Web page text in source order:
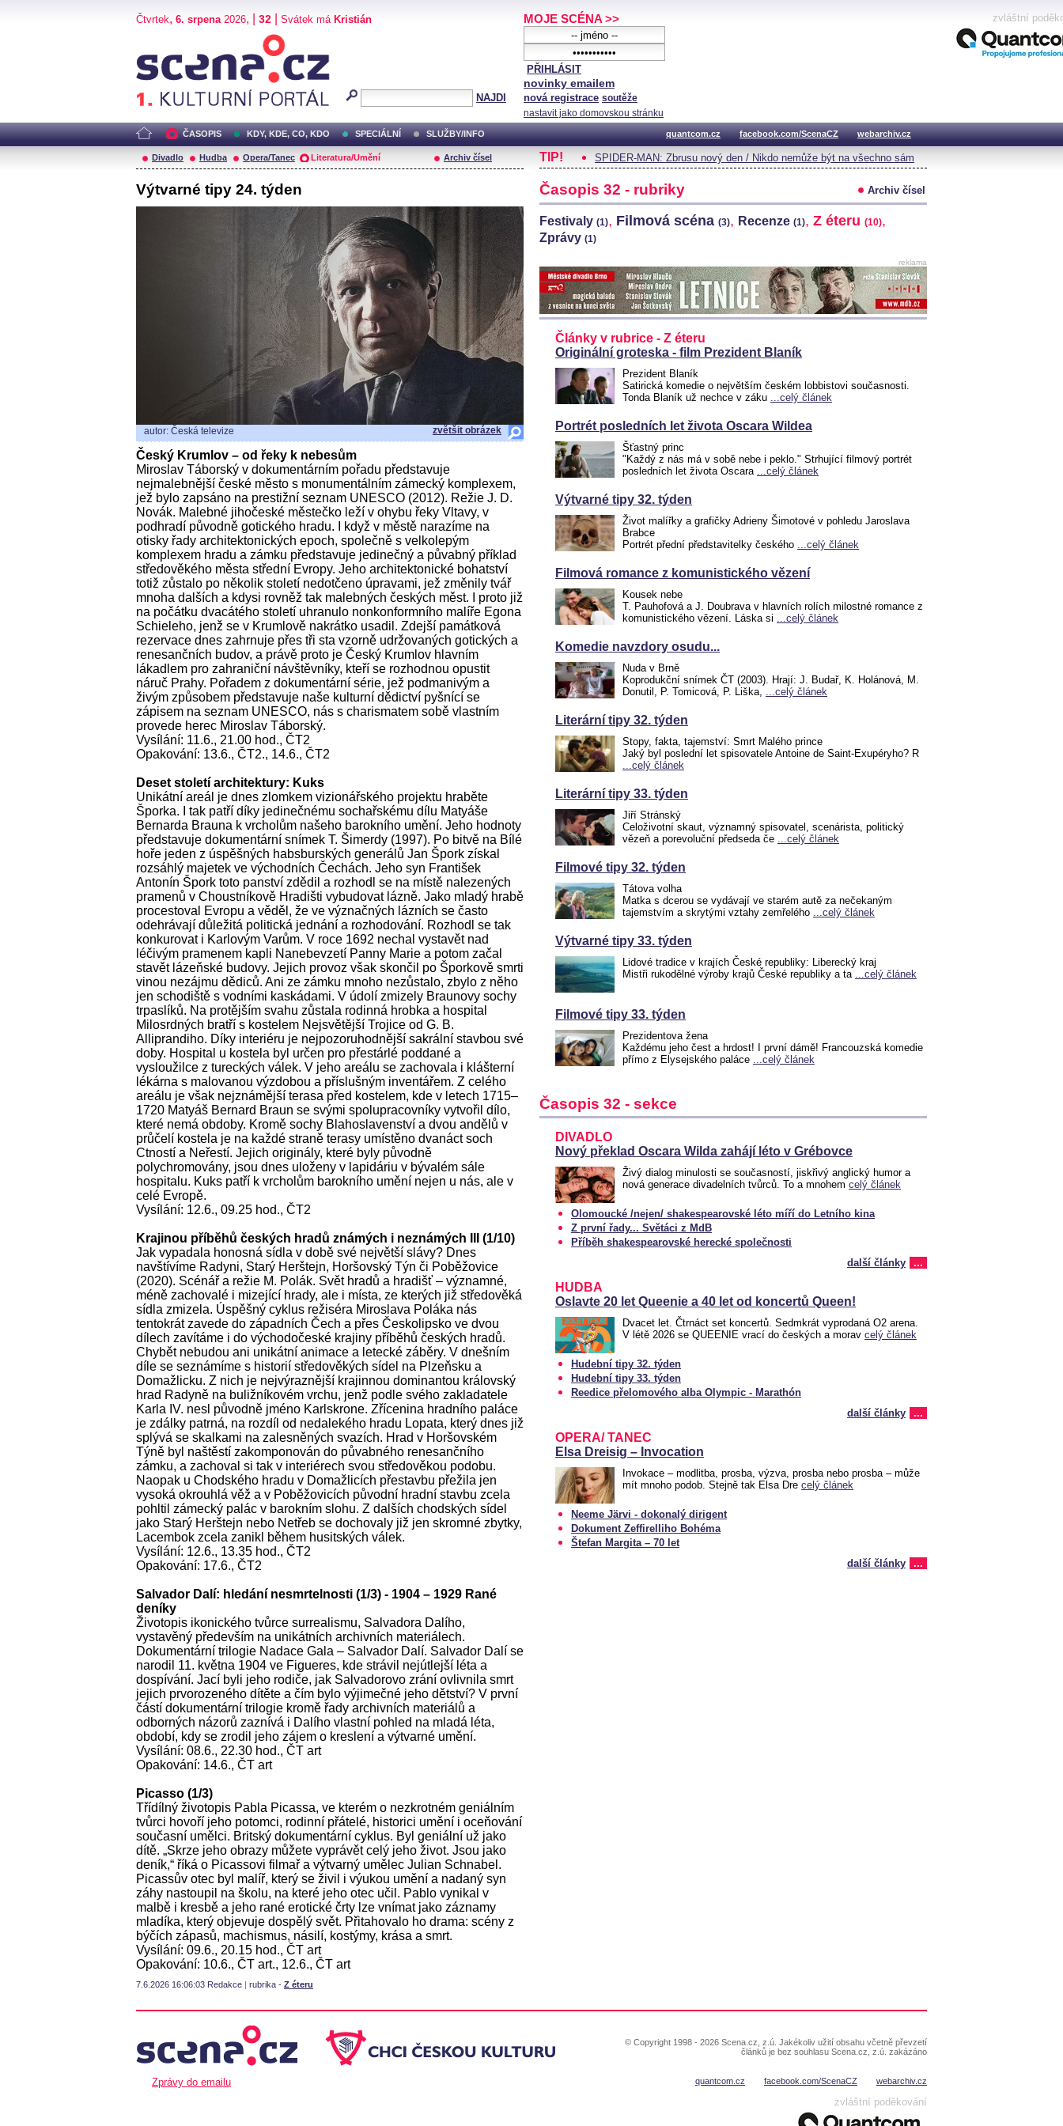
Čtvrtek, 6. srpena2026, | 32 Svátek má Kristián
NAJDI
MOJE SCÉNA >>
PŘIHLÁSIT
novinky emailem
nová registrace soutěže
nastavit jako domovskou stránku
zvláštní
ČASOPIS KDY, KDE, CO, KDO SPECIÁLNÍ SLUŽBY/INFO quantcom.cz facebook.com/ScenaCZ webarchiv.cz
Divadlo Hudba Opera/Tanec Literatura/Umění Archiv čísel
Výtvarné tipy 24. týden
autor: Česká televize zvětšit obrázek
Český Krumlov – od řeky k nebesům
Miroslav Táborský v dokumentárním pořadu představuje
nejmalebnější české město s monumentálním zámecký komplexem,
jež bylo zapsáno na prestižní seznam UNESCO (2012). Režie J. D.
Novák. Malebné jihočeské městečko leží v ohybu řeky Vltavy, v
podhradí původně gotického hradu. I když v městě narazíme na
otisky řady architektonických epoch, společně s velkolepým
komplexem hradu a zámku představuje jedinečný a půvabný příklad
středověkého města střední Evropy. Jeho architektonické bohatství
totiž zůstalo po několik století nedotčeno úpravami, jež změnily tvář
mnoha dalších a kdysi rovněž tak malebných českých měst. I proto již
na počátku dvacátého století uhranulo nonkonformního malíře Egona
Schieleho, jenž se v Krumlově nakrátko usadil. Zdejší památková
rezervace dnes zahrnuje přes tři sta vzorně udržovaných gotických a
renesančních budov, a právě proto je Český Krumlov hlavním
lákadlem pro zahraniční návštěvníky, kteří se rozhodnou opustit
náruč Prahy. Pořadem z dokumentární série, jež podmanivým a
živým způsobem představuje naše kulturní dědictví pyšnící se
zápisem na seznam UNESCO, nás s charismatem sobě vlastním
provede herec Miroslav Táborský.
Vysílání: 11.6., 21.00 hod., ČT2
Opakování: 13.6., ČT2., 14.6., ČT2
Deset století architektury: Kuks
Unikátní areál je dnes zlomkem vizionářského projektu hraběte
Šporka. I tak patří díky jedinečnému sochařskému dílu Matyáše
Bernarda Brauna k vrcholům našeho barokního umění. Jeho hodnoty
představuje dokumentární snímek T. Šimerdy (1997). Po bitvě na Bílé
hoře jeden z úspěšných habsburských generálů Jan Špork získal
rozsáhlý majetek ve východních Čechách. Jeho syn František
Antonín Špork toto panství zdědil a rozhodl se na místě nalezených
pramenů v Choustníkově Hradišti vybudovat lázně. Jako mladý hrabě
procestoval Evropu a věděl, že ve význačných lázních se často
odehrávají důležitá politická jednání a rozhodování. Rozhodl se tak
konkurovat i Karlovým Varům. V roce 1692 nechal vystavět nad
léčivým pramenem kapli Nanebevzetí Panny Marie a potom začal
stavět lázeňské budovy. Jejich provoz však skončil po Šporkově smrti
vinou nezájmu dědiců. Ani ze zámku mnoho nezůstalo, zbylo z něho
jen schodiště s vodními kaskádami. V údolí zmizely Braunovy sochy
trpaslíků. Na protějším svahu zůstala rodinná hrobka a hospital
Milosrdných bratří s kostelem Nejsvětější Trojice od G. B.
Alliprandiho. Díky interiéru je nejpozoruhodnější sakrální stavbou své
doby. Hospital u kostela byl určen pro přestárlé poddané a
vysloužilce z tureckých válek. V jeho areálu se zachovala i klášterní
lékárna s malovanou výzdobou a příslušným inventářem. Z celého
areálu je však nejznámější terasa před kostelem, kde v letech 1715–
1720 Matyáš Bernard Braun se svými spolupracovníky vytvořil dílo,
které nemá obdoby. Kromě sochy Blahoslavenství a dvou andělů v
průčelí kostela je na každé straně terasy umístěno dvanáct soch
Ctností a Neřestí. Jejich originály, které byly původně
polychromovány, jsou dnes uloženy v lapidáriu v bývalém sále
hospitalu. Kuks patří k vrcholům barokního umění nejen u nás, ale v
celé Evropě.
Vysílání: 12.6., 09.25 hod., ČT2
Krajinou příběhů českých hradů známých i neznámých III (1/10)
Jak vypadala honosná sídla v době své největší slávy? Dnes
navštívíme Radyni, Starý Herštejn, Horšovský Týn či Poběžovice
(2020). Scénář a režie M. Polák. Svět hradů a hradišť – významné,
méně zachovalé i mizející hrady, ale i místa, ze kterých již středověká
sídla zmizela. Úspěšný cyklus režiséra Miroslava Poláka nás
tentokrát zavede do západních Čech a přes Českolipsko ve dvou
dílech zavítáme i do východočeské krajiny příběhů českých hradů.
Chybět nebudou ani unikátní animace a letecké záběry. V dnešním
díle se seznámíme s historií středověkých sídel na Plzeňsku a
Domažlicku. Z nich je nejvýraznější krajinnou dominantou královský
hrad Radyně na buližníkovém vrchu, jenž podle svého zakladatele
Karla IV. nesl původně jméno Karlskrone. Zřícenina hradního paláce
je zdálky patrná, na rozdíl od nedalekého hradu Lopata, který dnes již
splývá se skalkami na zalesněných svazích. Hrad v Horšovském
Týně byl naštěstí zakomponován do půvabného renesančního
zámku, a zachoval si tak v interiérech svou středověkou podobu.
Naopak u Chodského hradu v Domažlicích přestavbu přežila jen
vysoká okrouhlá věž a v Poběžovicích původní hradní stavbu zcela
pohltil zámecký palác v barokním slohu. Z dalších chodských sídel
jako Starý Herštejn nebo Netřeb se dochovaly již jen skromné zbytky,
Lacembok zcela zanikl během husitských válek.
Vysílání: 12.6., 13.35 hod., ČT2
Opakování: 17.6., ČT2
Salvador Dalí: hledání nesmrtelnosti (1/3) - 1904 – 1929 Rané
deníky
Životopis ikonického tvůrce surrealismu, Salvadora Dalího,
vystavěný především na unikátních archivních materiálech.
Dokumentární trilogie Nadace Gala – Salvador Dalí. Salvador Dalí se
narodil 11. května 1904 ve Figueres, kde strávil nejútlejší léta a
dospívání. Jací byli jeho rodiče, jak Salvadorovo zrání ovlivnila smrt
jejich prvorozeného dítěte a čím bylo výjimečné jeho dětství? V první
částí dokumentární trilogie kromě řady archivních materiálů a
odborných názorů zaznívá i Dalího vlastní pohled na mladá léta,
období, kdy se zrodil jeho zájem o kreslení a výtvarné umění.
Vysílání: 08.6., 22.30 hod., ČT art
Opakování: 14.6., ČT art
Picasso (1/3)
Třídílný životopis Pabla Picassa, ve kterém o nezkrotném geniálním
tvůrci hovoří jeho potomci, rodinní přátelé, historici umění i oceňování
současní umělci. Britský dokumentární cyklus. Byl geniální už jako
dítě. „Skrze jeho obrazy můžete vyprávět celý jeho život. Jsou jako
deník,“ říká o Picassovi filmař a výtvarný umělec Julian Schnabel.
Picassův otec byl malíř, který se živil i výukou umění a nadaný syn
záhy nastoupil na školu, na které jeho otec učil. Pablo vynikal v
malbě i kresbě a jeho rané erotické črty lze vnímat jako záznamy
mladíka, který objevuje dospělý svět. Přitahovalo ho drama: scény z
býčích zápasů, machismus, násilí, kostýmy, krása a smrt.
Vysílání: 09.6., 20.15 hod., ČT art
Opakování: 10.6., ČT art., 12.6., ČT art
7.6.2026 16:06:03 Redakce | rubrika - Z éteru
TIP! SPIDER-MAN: Zbrusu nový den / Nikdo nemůže být na všechno sám
Časopis 32 - rubriky Archiv čísel
Festivaly (1), Filmová scéna (3), Recenze (1), Z éteru (10),
Zprávy (1)
reklama
Články v rubrice - Z éteru
Originální groteska - film Prezident Blaník
Prezident Blaník
Satirická komedie o největším českém lobbistovi současnosti.
Tonda Blaník už nechce v záku ...celý článek
Portrét posledních let života Oscara Wildea
Šťastný princ
"Každý z nás má v sobě nebe i peklo." Strhující filmový portrét
posledních let života Oscara ...celý článek
Výtvarné tipy 32. týden
Život malířky a grafičky Adrieny Šimotové v pohledu Jaroslava
Brabce
Portrét přední představitelky českého ...celý článek
Filmová romance z komunistického vězení
Kousek nebe
T. Pauhofová a J. Doubrava v hlavních rolích milostné romance z
komunistického vězení. Láska si ...celý článek
Komedie navzdory osudu...
Nuda v Brně
Koprodukční snímek ČT (2003). Hrají: J. Budař, K. Holánová, M.
Donutil, P. Tomicová, P. Liška, ...celý článek
Literární tipy 32. týden
Stopy, fakta, tajemství: Smrt Malého prince
Jaký byl poslední let spisovatele Antoine de Saint-Exupéryho? R
...celý článek
Literární tipy 33. týden
Jiří Stránský
Celoživotní skaut, významný spisovatel, scenárista, politický
vězeň a porevoluční předseda če ...celý článek
Filmové tipy 32. týden
Tátova volha
Matka s dcerou se vydávají ve starém autě za nečekaným
tajemstvím a skrytými vztahy zemřelého ...celý článek
Výtvarné tipy 33. týden
Lidové tradice v krajích České republiky: Liberecký kraj
Mistři rukodělné výroby krajů České republiky a ta ...celý článek
Filmové tipy 33. týden
Prezidentova žena
Každému jeho čest a hrdost! I první dámě! Francouzská komedie
přímo z Elysejského paláce ...celý článek
Časopis 32 - sekce
DIVADLO
Nový překlad Oscara Wilda zahájí léto v Grébovce
Živý dialog minulosti se současností, jiskřivý anglický humor a
nová generace divadelních tvůrců. To a mnohem celý článek
Olomoucké /nejen/ shakespearovské léto míří do Letního kina
Z první řady... Světáci z MdB
Příběh shakespearovské herecké společnosti
další články
...
HUDBA
Oslavte 20 let Queenie a 40 let od koncertů Queen!
Dvacet let. Čtrnáct set koncertů. Sedmkrát vyprodaná O2 arena.
V létě 2026 se QUEENIE vrací do českých a morav celý článek
Hudební tipy 32. týden
Hudební tipy 33. týden
Reedice přelomového alba Olympic - Marathón
další články
...
OPERA/ TANEC
Elsa Dreisig – Invocation
Invokace – modlitba, prosba, výzva, prosba nebo prosba – může
mít mnoho podob. Stejně tak Elsa Dre celý článek
Neeme Järvi - dokonalý dirigent
Dokument Zeffirelliho Bohéma
Štefan Margita – 70 let
další články
...
© Copyright 1998 - 2026 Scena.cz, z.ú. Jakékoliv užití obsahu včetně převzetí
článků je bez souhlasu Scena.cz, z.ú. zakázáno
Zprávy do emailu quantcom.cz facebook.com/ScenaCZ webarchiv.cz
zvláštní poděkování